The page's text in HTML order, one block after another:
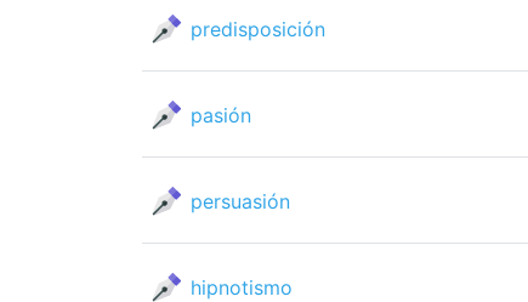
predisposición
pasión
persuasión
hipnotismo